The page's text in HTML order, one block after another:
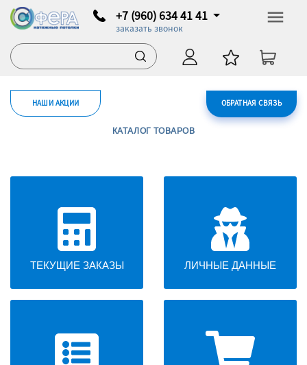
+7 (960) 634 41 41
заказать звонок
ОБРАТНАЯ СВЯЗЬ
НАШИ АКЦИИ
КАТАЛОГ ТОВАРОВ
ТЕКУЩИЕ ЗАКАЗЫ ЛИЧНЫЕ ДАННЫЕ